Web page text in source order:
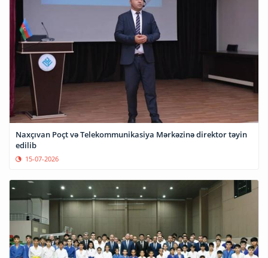
Naxçıvan Poçt və Telekommunikasiya Mərkəzinə direktor təyin
edilib
15-07-2026